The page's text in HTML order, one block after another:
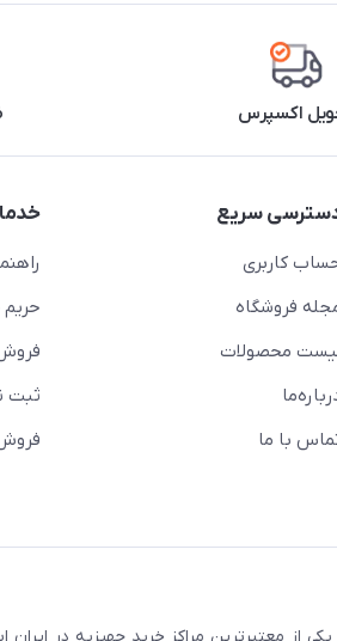
اکسپرس
سریع
کاربری
فروشگاه
محصولات
با ما
ثبت